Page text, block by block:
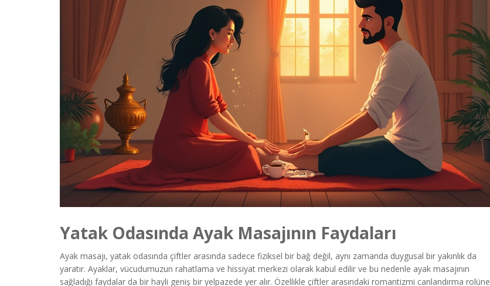
Yatak Odasında Ayak Masajının Faydaları
Ayak masajı, yatak odasında çiftler arasında sadece fiziksel bir bağ değil, aynı zamanda duygusal bir yakınlık da
yaratır. Ayaklar, vücudumuzun rahatlama ve hissiyat merkezi olarak kabul edilir ve bu nedenle ayak masajının
sağladığı faydalar da bir hayli geniş bir yelpazede yer alır. Özellikle çiftler arasındaki romantizmi canlandırma rolüne